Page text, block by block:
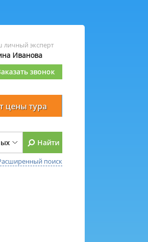
личный эксперт
Иванова
звонок
цены тура
Найти
поиск